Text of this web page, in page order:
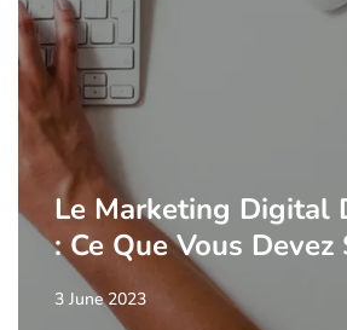
Le Marketing Digital
: Ce Que Vous Devez
3 June 2023